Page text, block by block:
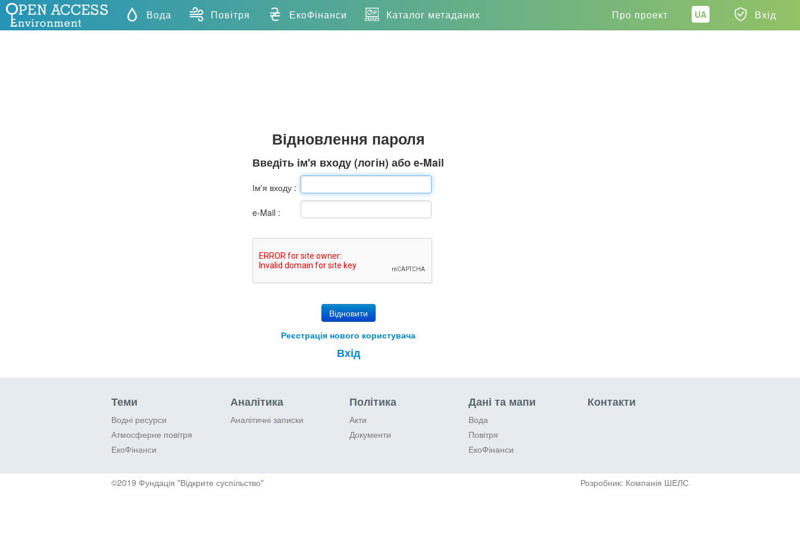
Вода Повітря ЕкоФінанси Каталог метаданих Вхід
UA
Про проект
Відновлення пароля
Введіть ім'я входу (логін) або e-Mail
Ім'я входу :
e-Mail :
Реєстрація нового користувача
Вхід
Теми
Водні ресурси
Атмосферне повітря
ЕкоФінанси
Аналітика
Аналітичні записки
Політика
Акти
Документи
Дані та мапи
Вода
Повітря
ЕкоФінанси
Контакти
©2019 Фундація "Відкрите суспільство" Розробник: Компанія ШЕЛС